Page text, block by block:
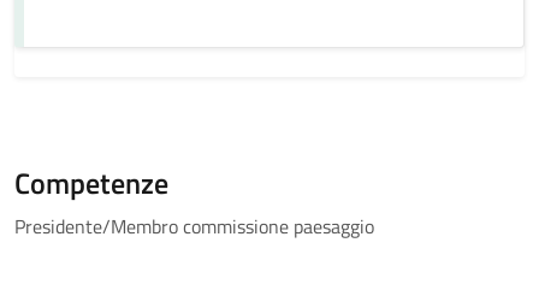
Competenze
Presidente/Membro commissione paesaggio